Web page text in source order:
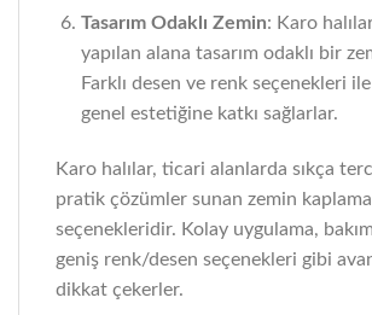
Tasarım Odaklı Zemin: Karo
yapılan alana tasarım odaklı bir
Farklı desen ve renk seçenekleri
genel estetiğine katkı sağlarlar.
Karo halılar, ticari alanlarda sıkça
pratik çözümler sunan zemin kaplama
seçenekleridir. Kolay uygulama,
geniş renk/desen seçenekleri gibi
dikkat çekerler.